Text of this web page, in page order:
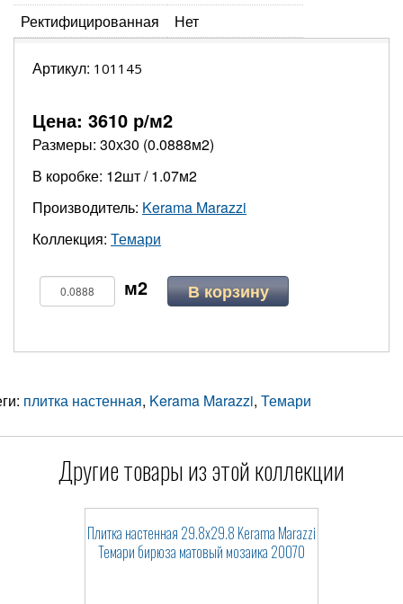
Ректифицированная
Нет
Артикул: 101145
Цена: 3610 р/м2
Размеры: 30х30 (0.0888м2)
В коробке: 12шт / 1.07м2
Производитель: Kerama Marazzi
Коллекция: Темари
В корзину
плитка настенная, Kerama Marazzi, Темари
Другие товары из этой коллекции
Плитка настенная 29.8x29.8 Kerama Marazzi
Темари бирюза матовый мозаика 20070